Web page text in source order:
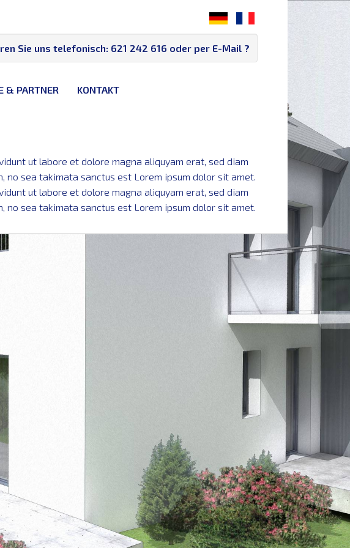
Sie uns telefonisch: 621 242 616 oder per E-Mail ?
& PARTNER KONTAKT
ut labore et dolore magna aliquyam erat, sed diam
no sea takimata sanctus est Lorem ipsum dolor sit amet.
ut labore et dolore magna aliquyam erat, sed diam
no sea takimata sanctus est Lorem ipsum dolor sit amet.